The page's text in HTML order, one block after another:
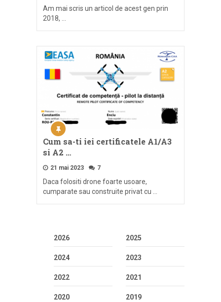
Am mai scris un articol de acest gen prin
2018, …
Cum sa-ti iei certificatele A1/A3
si A2 …
21 mai 2023 7
Daca folositi drone foarte usoare,
cumparate sau construite privat cu …
2026 2025
2024 2023
2022 2021
2020 2019